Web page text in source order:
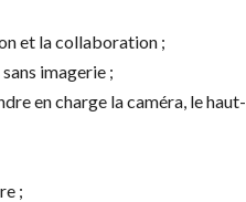
et la collaboration ;
imagerie ;
en charge la caméra, le haut-
;